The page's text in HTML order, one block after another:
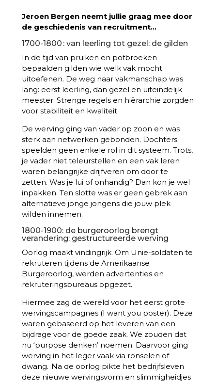
Jeroen Bergen neemt jullie graag mee door
de geschiedenis van recruitment…
1700-1800 : van leerling tot gezel: de gilden
In de tijd van pruiken en pofbroeken
bepaalden gilden wie welk vak mocht
uitoefenen. De weg naar vakmanschap was
lang: eerst leerling, dan gezel en uiteindelijk
meester. Strenge regels en hiërarchie zorgden
voor stabiliteit en kwaliteit.
De werving ging van vader op zoon en was
sterk aan netwerken gebonden. Dochters
speelden geen enkele rol in dit systeem. Trots,
je vader niet teleurstellen en een vak leren
waren belangrijke drijfveren om door te
zetten. Was je lui of onhandig? Dan kon je wel
inpakken. Ten slotte was er geen gebrek aan
alternatieve jonge jongens die jouw plek
wilden innemen.
1800-1900: de burgeroorlog brengt
verandering: gestructureerde werving
Oorlog maakt vindingrijk. Om Unie-soldaten te
rekruteren tijdens de Amerikaanse
Burgeroorlog, werden advertenties en
rekruteringsbureaus opgezet.
Hiermee zag de wereld voor het eerst grote
wervingscampagnes (I want you poster). Deze
waren gebaseerd op het leveren van een
bijdrage voor de goede zaak. We zouden dat
nu ‘purpose denken’ noemen. Daarvoor ging
werving in het leger vaak via ronselen of
dwang. Na de oorlog pikte het bedrijfsleven
deze nieuwe wervingsvorm en slimmigheidjes